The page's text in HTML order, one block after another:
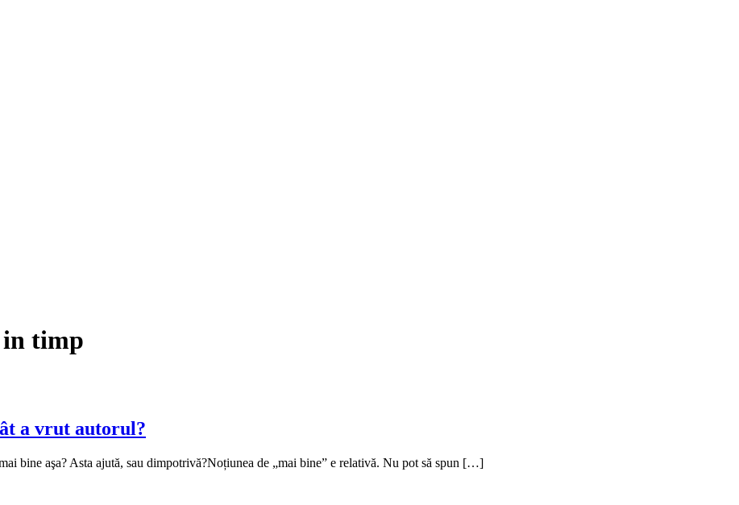
in timp
a vrut autorul?
bine aşa? Asta ajută, sau dimpotrivă?Noțiunea de „mai bine” e relativă. Nu pot să spun […]